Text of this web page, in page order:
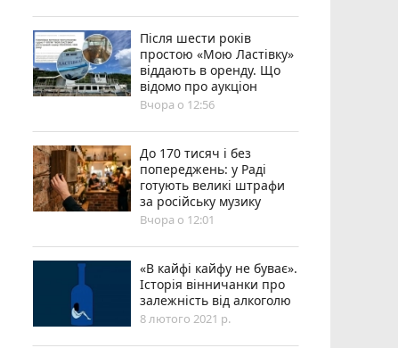
Після шести років
простою «Мою Ластівку»
віддають в оренду. Що
відомо про аукціон
Вчора о 12:56
До 170 тисяч і без
попереджень: у Раді
готують великі штрафи
за російську музику
Вчора о 12:01
«В кайфі кайфу не буває».
Історія вінничанки про
залежність від алкоголю
8 лютого 2021 р.